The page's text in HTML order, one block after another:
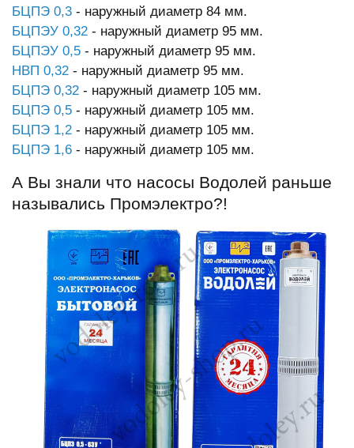
БЦПЭ 0,3 - наружный диаметр 84 мм.
БЦПЭУ 0,32 - наружный диаметр 95 мм.
БЦПЭУ 0,5 - наружный диаметр 95 мм.
НВП 0,32 - наружный диаметр 95 мм.
БЦПЭ 0,32 - наружный диаметр 105 мм.
БЦПЭ 0,5 - наружный диаметр 105 мм.
БЦПЭ 1,2 - наружный диаметр 105 мм.
БЦПЭ 1,6 - наружный диаметр 105 мм.
А Вы знали что насосы Водолей раньше
назывались Промэлектро?!